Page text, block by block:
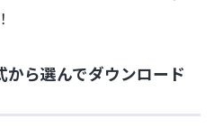
ら選んでダウンロード